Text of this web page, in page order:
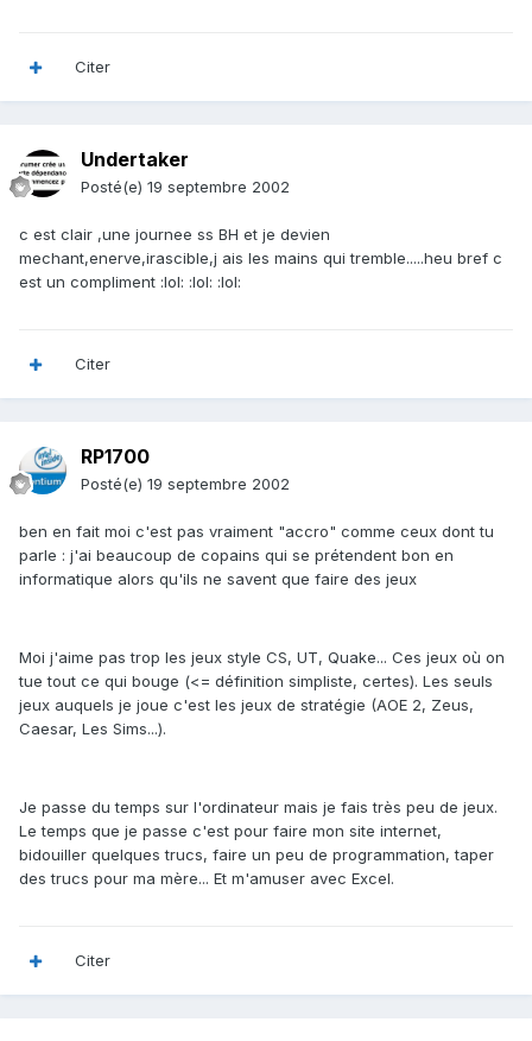
Citer
Undertaker
Posté(e) 19 septembre 2002
c est clair ,une journee ss BH et je devien
mechant,enerve,irascible,j ais les mains qui tremble.....heu bref c
est un compliment :lol: :lol: :lol:
Citer
RP1700
Posté(e) 19 septembre 2002
ben en fait moi c'est pas vraiment "accro" comme ceux dont tu
parle : j'ai beaucoup de copains qui se prétendent bon en
informatique alors qu'ils ne savent que faire des jeux
Moi j'aime pas trop les jeux style CS, UT, Quake... Ces jeux où on
tue tout ce qui bouge (<= définition simpliste, certes). Les seuls
jeux auquels je joue c'est les jeux de stratégie (AOE 2, Zeus,
Caesar, Les Sims...).
Je passe du temps sur l'ordinateur mais je fais très peu de jeux.
Le temps que je passe c'est pour faire mon site internet,
bidouiller quelques trucs, faire un peu de programmation, taper
des trucs pour ma mère... Et m'amuser avec Excel.
Citer